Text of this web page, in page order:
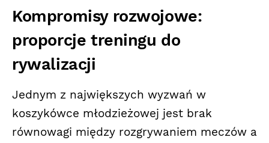
Kompromisy rozwojowe:
proporcje treningu do
rywalizacji
Jednym z największych wyzwań w
koszykówce młodzieżowej jest brak
równowagi między rozgrywaniem meczów a